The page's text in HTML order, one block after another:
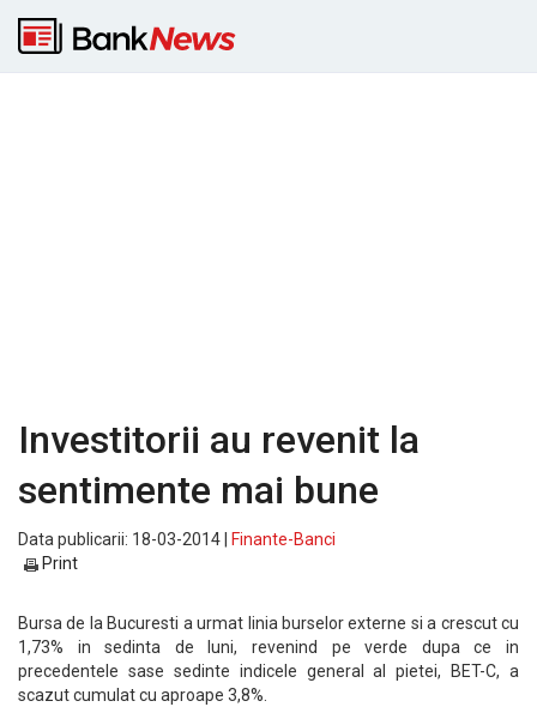
Investitorii au revenit la
sentimente mai bune
Data publicarii: 18-03-2014 |
Finante-Banci
Print
Bursa de la Bucuresti a urmat linia burselor externe si a crescut cu
1,73% in sedinta de luni, revenind pe verde dupa ce in
precedentele sase sedinte indicele ge­neral al pietei, BET-C, a
scazut cumulat cu aproape 3,8%.